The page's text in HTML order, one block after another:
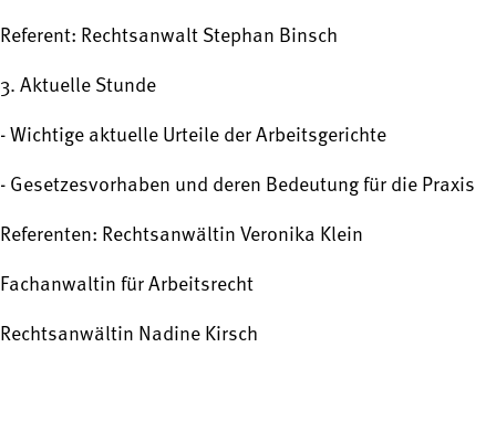
Referent: Rechtsanwalt Stephan Binsch
3. Aktuelle Stunde
- Wichtige aktuelle Urteile der Arbeitsgerichte
- Gesetzesvorhaben und deren Bedeutung für die Praxis
Referenten: Rechtsanwältin Veronika Klein
Fachanwaltin für Arbeitsrecht
Rechtsanwältin Nadine Kirsch